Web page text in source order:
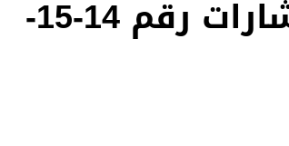
الإعلان عن المنح المؤقت للاستشارات رقم 14-15-